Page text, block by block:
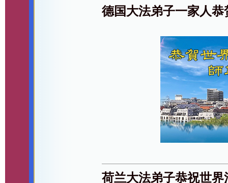
德国大法弟子一家人
荷兰大法弟子恭祝世